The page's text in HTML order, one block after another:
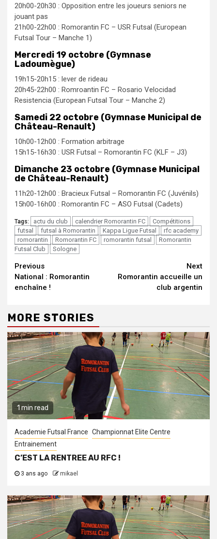
20h00-20h30 : Opposition entre les joueurs seniors ne
jouant pas
21h00-22h00 : Romorantin FC – USR Futsal (European
Futsal Tour – Manche 1)
Mercredi 19 octobre (Gymnase
Ladoumègue)
19h15-20h15 : lever de rideau
20h45-22h00 : Romroantin FC – Rosario Velocidad
Resistencia (European Futsal Tour – Manche 2)
Samedi 22 octobre (Gymnase Municipal de
Château-Renault)
10h00-12h00 : Formation arbitrage
15h15-16h30 : USR Futsal – Romorantin FC (KLF – J3)
Dimanche 23 octobre (Gymnase Municipal
de Château-Renault)
11h20-12h00 : Bracieux Futsal – Romorantin FC (Juvénils)
15h00-16h00 : Romorantin FC – ASO Futsal (Cadets)
Tags: actu du club calendrier Romorantin FC
Compétitions
futsal
futsal à Romorantin Kappa Ligue Futsal
rfc academy
romorantin
Romorantin FC romorantin futsal
Romorantin
Futsal Club
Sologne
Continue
Reading
Previous
National : Romorantin
enchaîne !
Next
Romorantin accueille un
club argentin
MORE STORIES
1 min read
Academie Futsal France Championnat Elite Centre
Entrainement
C’EST LA RENTREE AU RFC !
3 ans ago mikael